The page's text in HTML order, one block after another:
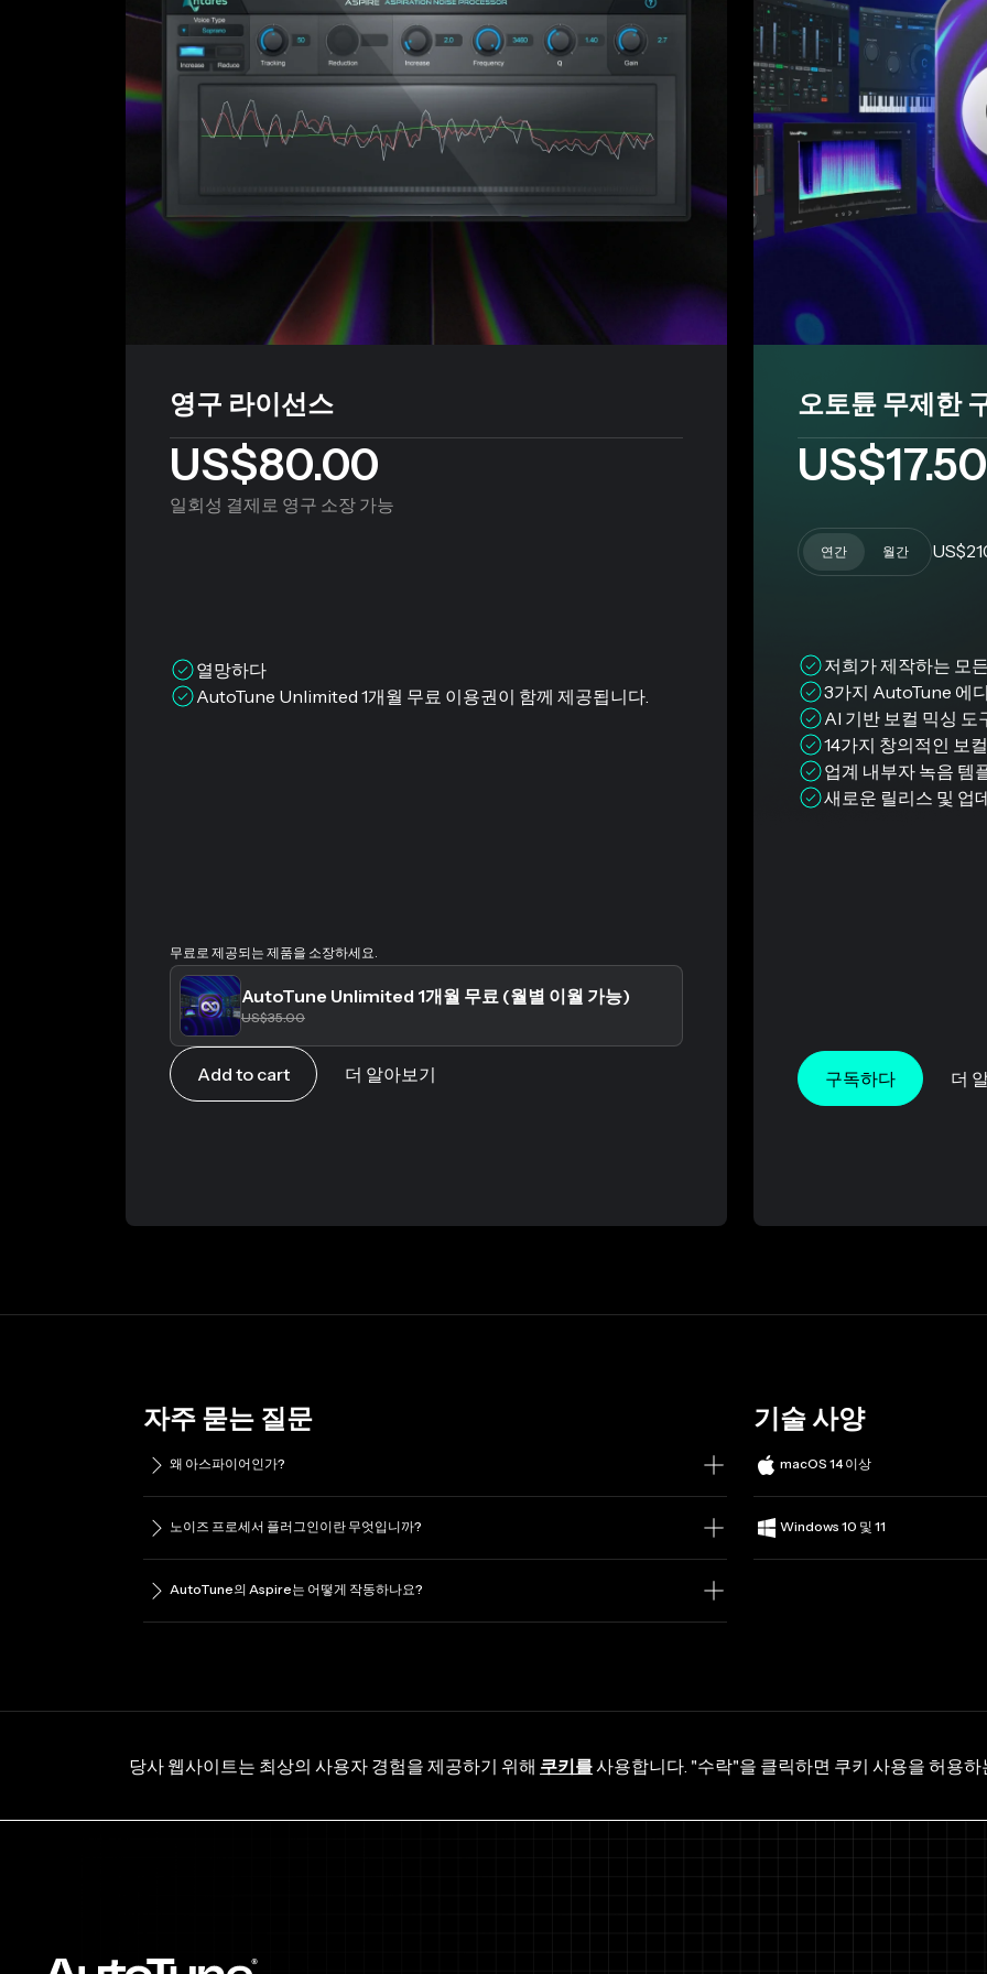
영구 라이선스
US$80.00
일회성 결제로 영구 소장 가능
열망하다
AutoTune Unlimited 1개월 무료 이용권이 함께 제공됩니다.
무료로 제공되는 제품을 소장하세요.
AutoTune Unlimited 1개월 무료 (월별 이월 가능)
US$35.00
Add to cart 더 알아보기
오토튠 무제한
US$17.50
연간 월간
저희가 제작하는 모
3가지 AutoTune 에
AI 기반 보컬 믹싱 도
14가지 창의적인 보
업계 내부자 녹음 템
새로운 릴리스 및 업
구독하다 더
자주 묻는 질문
왜 아스파이어인가?
노이즈 프로세서 플러그인이란 무엇입니까?
AutoTune의 Aspire는 어떻게 작동하나요?
기술 사양
macOS 14 이상
Windows 10 및 11
당사 웹사이트는 최상의 사용자 경험을 제공하기 위해 쿠키를사용합니다. "수락"을 클릭하면 쿠키 사용을 허용하